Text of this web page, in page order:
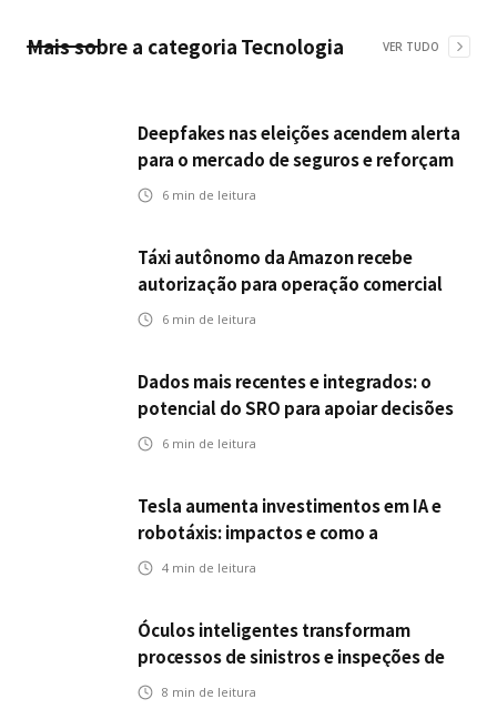
Mais sobre a categoria Tecnologia VER TUDO
Deepfakes nas eleições acendem alerta
para o mercado de seguros e reforçam
desafios da inteligência artificial
6 min de leitura
Táxi autônomo da Amazon recebe
autorização para operação comercial
nos EUA: como a circulação desses
6 min de leitura
Dados mais recentes e integrados: o
potencial do SRO para apoiar decisões
nas seguradoras
6 min de leitura
Tesla aumenta investimentos em IA e
robotáxis: impactos e como a
mobilidade autônoma transforma o
4 min de leitura
Óculos inteligentes transformam
processos de sinistros e inspeções de
seguros
8 min de leitura